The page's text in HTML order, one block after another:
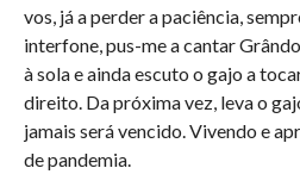
vos, já a perder a paciência,
interfone, pus-me a cantar
à sola e ainda escuto o gajo a
direito. Da próxima vez, leva o
jamais será vencido. Vivendo e
de pandemia.